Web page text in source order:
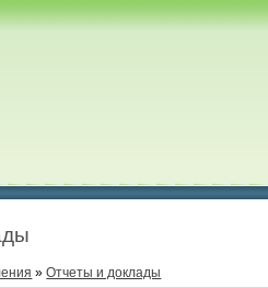
»Отчеты и доклады